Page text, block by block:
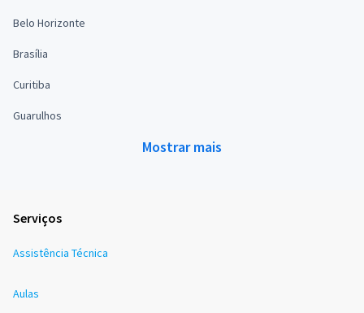
Belo Horizonte
Brasília
Curitiba
Guarulhos
Mostrar mais
Serviços
Assistência Técnica
Aulas